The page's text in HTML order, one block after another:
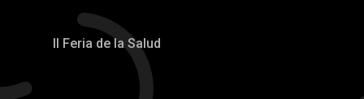
II Feria de la Salud